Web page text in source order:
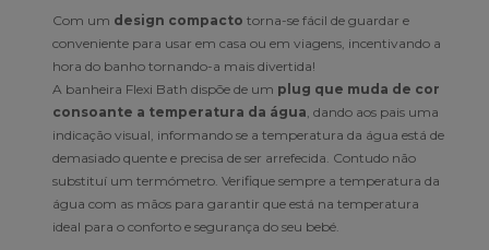
Com um design compacto torna-se fácil de guardar e
conveniente para usar em casa ou em viagens, incentivando a
hora do banho tornando-a mais divertida!
A banheira Flexi Bath dispõe de um plug que muda de cor
consoante a temperatura da água , dando aos pais uma
indicação visual, informando se a temperatura da água está de
demasiado quente e precisa de ser arrefecida. Contudo não
substituí um termómetro. Verifique sempre a temperatura da
água com as mãos para garantir que está na temperatura
ideal para o conforto e segurança do seu bebé.